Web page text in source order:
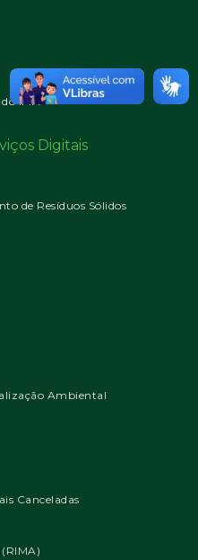
IMA
Digitais
de Resíduos Sólidos
Ambiental
Canceladas